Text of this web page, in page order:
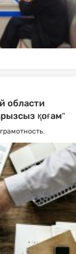
области
қоғам”